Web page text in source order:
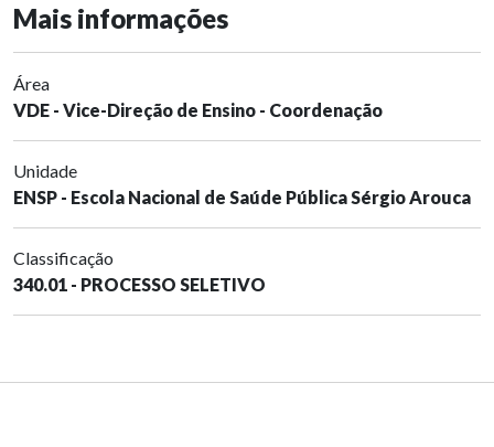
Mais informações
Área
VDE - Vice-Direção de Ensino - Coordenação
Unidade
ENSP - Escola Nacional de Saúde Pública Sérgio Arouca
Classificação
340.01 - PROCESSO SELETIVO